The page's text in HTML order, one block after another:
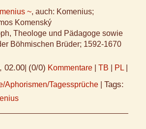
~, auch: Komenius;
Komenský
Theologe und Pädagoge sowie
Böhmischen Brüder; 1592-1670
02.00 (0/0) Kommentare TB PL
Aphorismen/Tagessprüche Tags: